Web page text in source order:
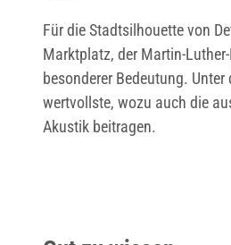
Für die Stadtsilhouette von
Marktplatz, der Martin-
besonderer Bedeutung.
wertvollste, wozu auch die
Akustik beitragen.